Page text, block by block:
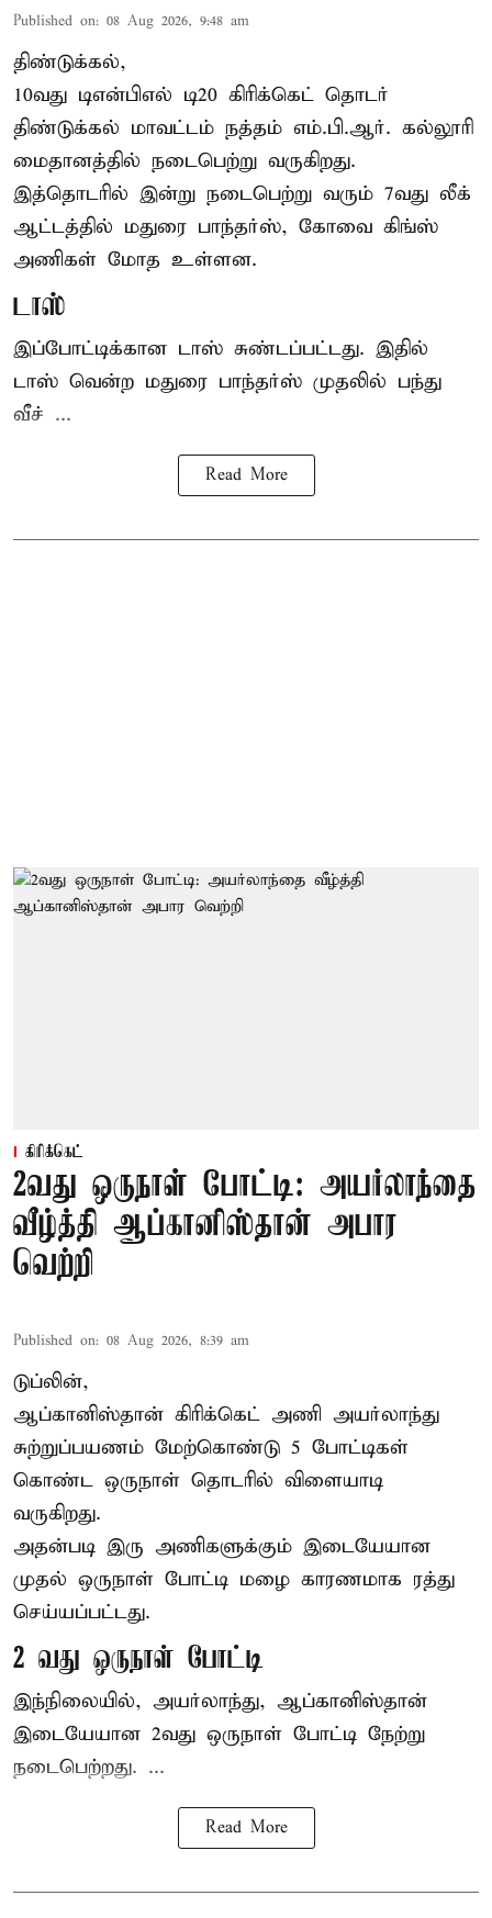
Published on: 08 Aug 2026, 9:48 am
திண்டுக்கல்,
10வது டிஎன்பிஎல் டி20 கிரிக்கெட் தொடர்
திண்டுக்கல் மாவட்டம் நத்தம் எம்.பி.ஆர். கல்லூரி
மைதானத்தில் நடைபெற்று வருகிறது.
இத்தொடரில் இன்று நடைபெற்று வரும் 7வது லீக்
ஆட்டத்தில் மதுரை பாந்தர்ஸ், கோவை கிங்ஸ்
அணிகள் மோத உள்ளன.
டாஸ்
இப்போட்டிக்கான டாஸ் சுண்டப்பட்டது. இதில்
டாஸ் வென்ற மதுரை பாந்தர்ஸ் முதலில் பந்து
வீச் ...
Read More
கிரிக்கெட்
2வது ஒருநாள் போட்டி: அயர்லாந்தை
வீழ்த்தி ஆப்கானிஸ்தான் அபார
வெற்றி
Published on: 08 Aug 2026, 8:39 am
டுப்லின்,
ஆப்கானிஸ்தான் கிரிக்கெட் அணி அயர்லாந்து
சுற்றுப்பயணம் மேற்கொண்டு 5 போட்டிகள்
கொண்ட ஒருநாள் தொடரில் விளையாடி
வருகிறது.
அதன்படி இரு அணிகளுக்கும் இடையேயான
முதல் ஒருநாள் போட்டி மழை காரணமாக ரத்து
செய்யப்பட்டது.
2 வது ஒருநாள் போட்டி
இந்நிலையில், அயர்லாந்து, ஆப்கானிஸ்தான்
இடையேயான 2வது ஒருநாள் போட்டி நேற்று
நடைபெற்றது. ...
Read More